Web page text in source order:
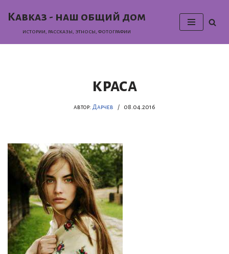
Кавказ - наш общий дом
истории, раcсказы, этносы, фотографии
краса
автор: Дарчев 08.04.2016